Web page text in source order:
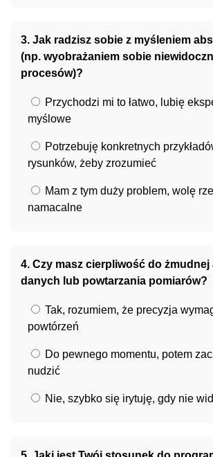
3. Jak radzisz sobie z myśleniem
(np. wyobrażaniem sobie
procesów)?
Przychodzi mi to łatwo, lubię
myślowe
Potrzebuję konkretnych
rysunków, żeby zrozumieć
Mam z tym duży problem, wolę
namacalne
4. Czy masz cierpliwość do żmudnej
danych lub powtarzania pomiarów?
Tak, rozumiem, że precyzja
powtórzeń
Do pewnego momentu, potem
nudzić
Nie, szybko się irytuję, gdy nie